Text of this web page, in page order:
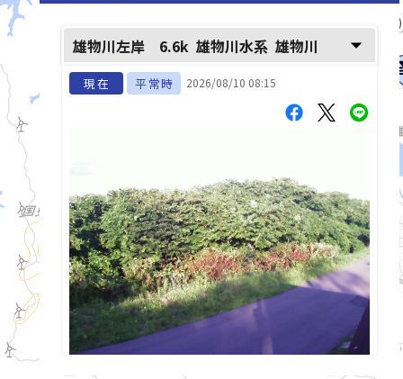
雄物川(おものがわ)
list_alt
雄物川左岸 6.6k 雄物川水系 雄物川 arrow_drop_down
現在 平常時 2026/08/10 08:15